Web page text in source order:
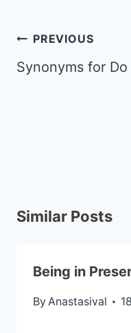
PREVIOUS
Synonyms for Do
Similar Posts
Being in
ByAnastasival